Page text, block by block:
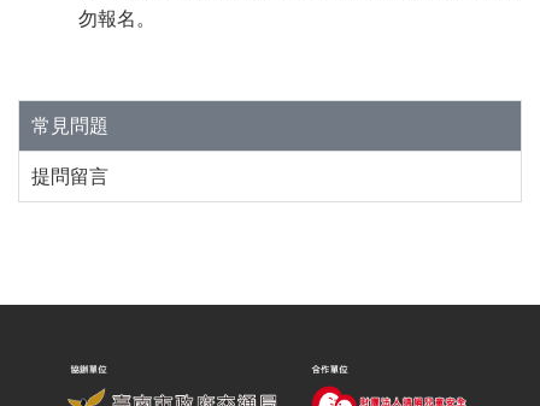
勿報名。
常見問題
提問留言